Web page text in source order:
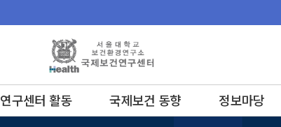
연구센터 활동 국제보건 동향 정보마당